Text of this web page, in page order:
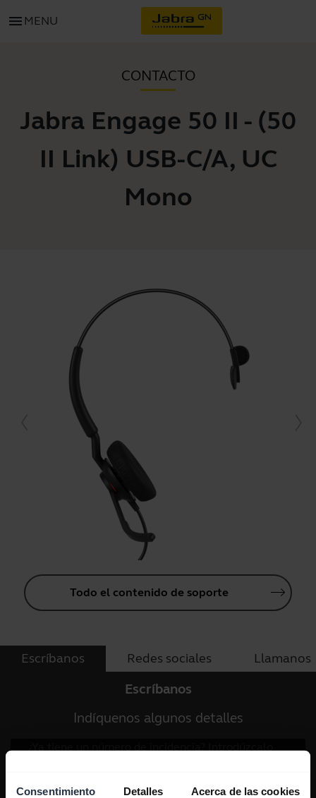
Consentimiento Detalles Acerca de las cookies
menu MENU
CONTACTO
Jabra Engage 50 II - (50
II Link) USB-C/A, UC
Mono
Todo el contenido de soporte
Escríbanos Redes sociales Llamanos
Escríbanos
Indíquenos algunos detalles